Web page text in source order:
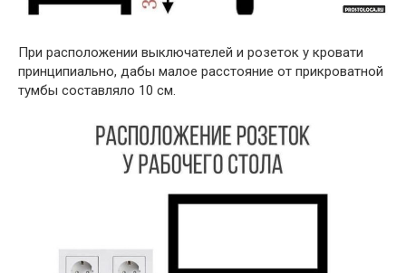
При расположении выключателей и розеток у кровати
принципиально, дабы малое расстояние от прикроватной
тумбы составляло 10 см.